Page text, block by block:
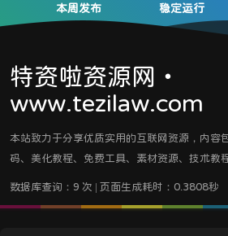
本周发布 稳定运行
特资啦资源网・
www.tezilaw.com
本站致力于分享优质实用的互联网资源，内容
码、美化教程、免费工具、素材资源、技术教
数据库查询：9 次 | 页面生成耗时：0.3808秒